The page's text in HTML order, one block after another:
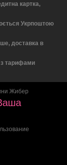
картка,
Укрпоштою
доставка в
з тарифами
Жибер